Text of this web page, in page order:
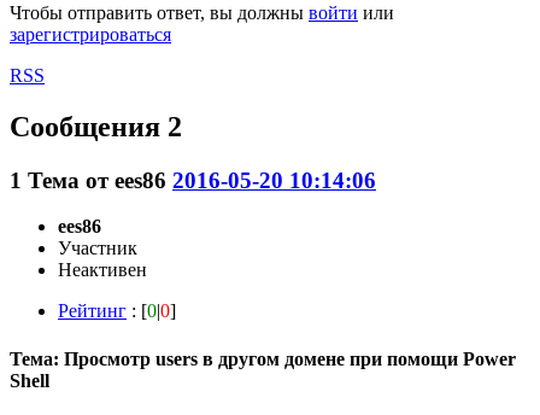
Чтобы отправить ответ, вы должны войти или
зарегистрироваться
RSS
Сообщения 2
1 Тема отees86 2016-05-20 10:14:06
ees86
Участник
Неактивен
Рейтинг : [0|0]
Тема: Просмотр users в другом домене при помощи Power
Shell